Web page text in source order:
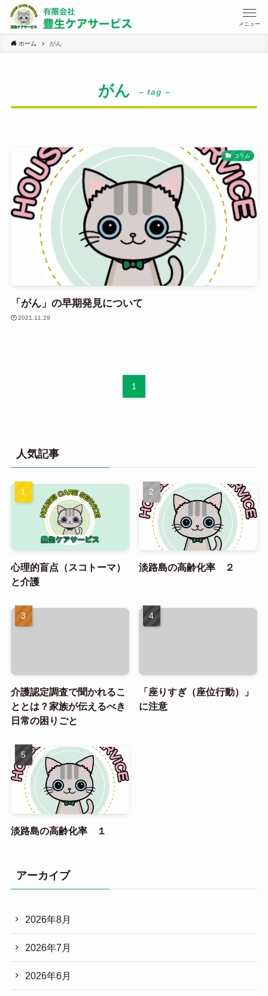
メニュー
ホーム がん
がん – tag –
コラム
「がん」の早期発見について
2021.11.29
1
人気記事
心理的盲点（スコトーマ）
と介護
淡路島の高齢化率 ２
介護認定調査で聞かれるこ
ととは？家族が伝えるべき
日常の困りごと
「座りすぎ（座位行動）」
に注意
淡路島の高齢化率 １
アーカイブ
2026年8月
2026年7月
2026年6月